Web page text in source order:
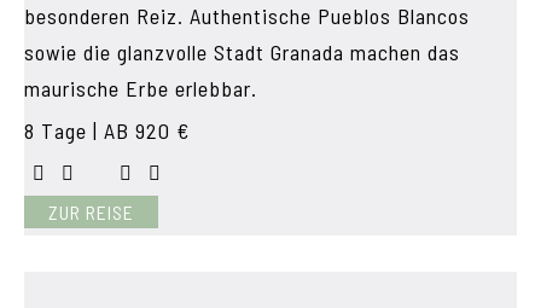
besonderen Reiz. Authentische Pueblos Blancos
sowie die glanzvolle Stadt Granada machen das
maurische Erbe erlebbar.
8 Tage | AB 920 €
ZUR REISE